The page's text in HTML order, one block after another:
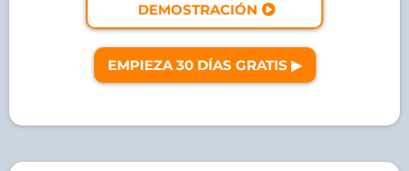
DEMOSTRACIÓN
EMPIEZA 30 DÍAS GRATIS ▶︎